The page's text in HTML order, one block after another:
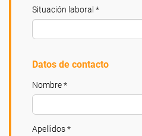
Situación laboral *
Datos de contacto
Nombre *
Apellidos *